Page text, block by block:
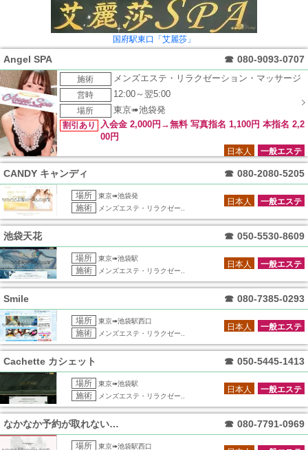
国府駅東口「艾麗莎」
Angel SPA ☎ 080-9093-0707
施術
メンズエステ・リラクゼーション・マッサージ
営時
12:00～翌5:00
場所
東京➠池袋発
割引あり
入会金 2,000円→無料 写真指名 1,100円 本指名 2,2
00円
一般エステ
日本人
CANDY キャンディ ☎ 080-2080-5205
場所 東京➠池袋発
施術 メンズエステ・リラクゼー..
一般エステ
日本人
池袋天花 ☎ 050-5530-8609
場所 東京➠池袋駅
施術 メンズエステ・リラクゼー..
一般エステ
日本人
Smile ☎ 080-7385-0293
場所 東京➠池袋駅西口
施術 メンズエステ・リラクゼー..
一般エステ
日本人
Cachette カシェット ☎ 050-5445-1413
場所 東京➠池袋駅
施術 メンズエステ・リラクゼー..
一般エステ
日本人
なかなか予約が取れないリンパ専門店 ☎ 080-7791-0969
場所 東京➠池袋駅西口